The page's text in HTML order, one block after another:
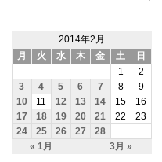
2014年2月
月
火 水 木 金 土 日
« 1月 3月 »
1
2
3
4 5 6 7 8
9
10
11 12 13 14 15
16
17
18 19 20 21 22
23
24
25 26 27 28